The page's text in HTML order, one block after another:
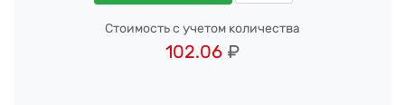
Стоимость с учетом количества
102.06 ₽